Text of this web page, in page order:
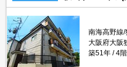
南海高野線
大阪府大阪
築51年
4